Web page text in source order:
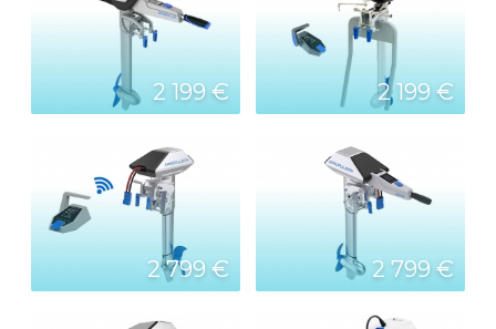
2 199 € 2 199 €
2 799 € 2 799 €